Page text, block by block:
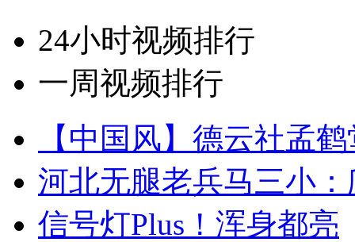
24小时视频排行
一周视频排行
【中国风】德云社孟
河北无腿老兵马三小
信号灯Plus！浑身都亮